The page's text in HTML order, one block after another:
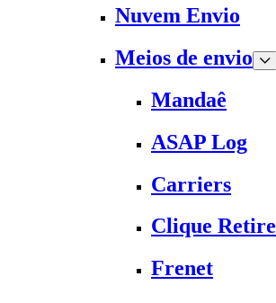
Nuvem Envio
Meios de envio
Mandaê
ASAP Log
Carriers
Clique Retire
Frenet